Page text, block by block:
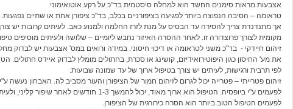
אצבעות מראות סימנים החשד הוא למחלה סיסטמית בד"כ על רקע אוטואימוני.
טראומה – הסיבה הנפוצה ביותר לפגיעה בציפורניים בכלב, בד"כ ציפורן אחת או שתיים נפגעות.
אך מתנדנדת צריך להסירה עד הבסיס על מנת לזרז החלמה ולמנוע כאב. לעיתים קרובות יש
מקומית לצורך פרוצדורה זו. לאחר ההסרה האיזור נחבש ליומיים – שלושה ולעיתים מוסיפים
זיהום חיידקי - בד"כ משני לטראומה או דיכוי חיסוני. במידה ורואים במס' אצבעות יש לבדוק
את מע' החיסון כגון היפוטירואידיזם, קושינג או סכרת, בחתולים מומלץ לבדוק איידס חתולים.
לפי תרבית ורגישות, לעיתים יש צורך בטיפול ארוך של עד שמונה שבועות.
זיהום פטרייתי – פטרייה יכול לגרום לזיהום חמור של הציפורן והעור מסביב לה. האבחון נעשה
לפעמים ע"י ביופסיה. הטיפול הוא ארוך מאוד, יכול להמשך 1-3 חודשים
לפעמים הטיפול הטוב ביותר הוא הסרה כירורגית של הציפורן.